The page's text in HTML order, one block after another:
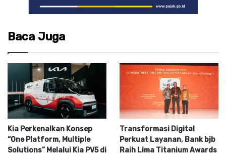
Baca Juga
Kia Perkenalkan Konsep
“One Platform, Multiple
Solutions” Melalui Kia PV5 di
Transformasi Digital
Perkuat Layanan, Bank bjb
Raih Lima Titanium Awards